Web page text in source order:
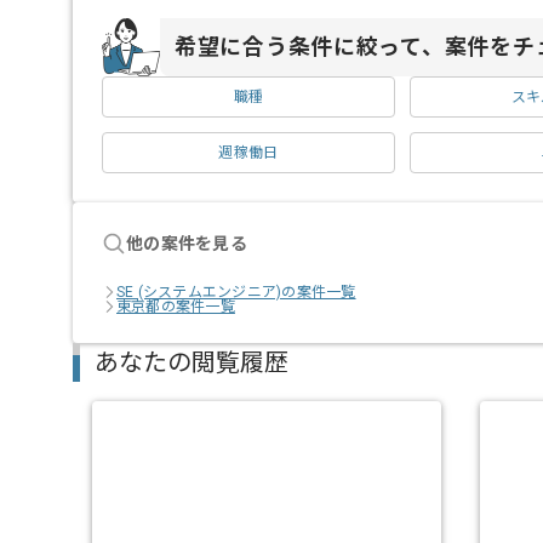
希望に合う条件に絞って、案件を
職種 ス
週稼働日
他の案件を見る
SE (システムエンジニア)の案件一覧
東京都の案件一覧
あなたの閲覧履歴